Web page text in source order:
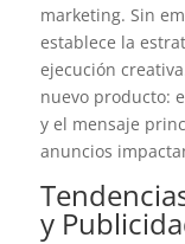
marketing. Sin
establece la
ejecución
nuevo producto:
y el mensaje
anuncios
y